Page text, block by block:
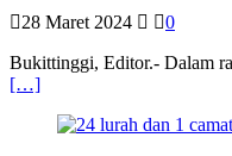
28 Maret 2024
0
Bukittinggi, Editor.- Dalam
[…]